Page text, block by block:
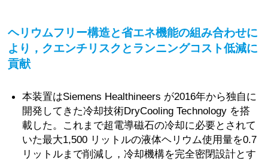
ヘリウムフリー構造と省エネ機能の組み合わせに
より，クエンチリスクとランニングコスト低減に
貢献
本装置はSiemens Healthineers が2016年から独自に
開発してきた冷却技術DryCooling Technology を搭
載した。これまで超電導磁石の冷却に必要とされて
いた最大1,500 リットルの液体ヘリウム使用量を0.7
リットルまで削減し，冷却機構を完全密閉設計とす